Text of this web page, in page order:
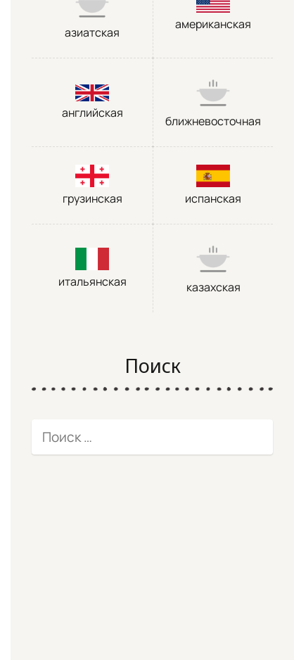
азиатская
американская
английская
ближневосточная
грузинская испанская
итальянская казахская
Поиск